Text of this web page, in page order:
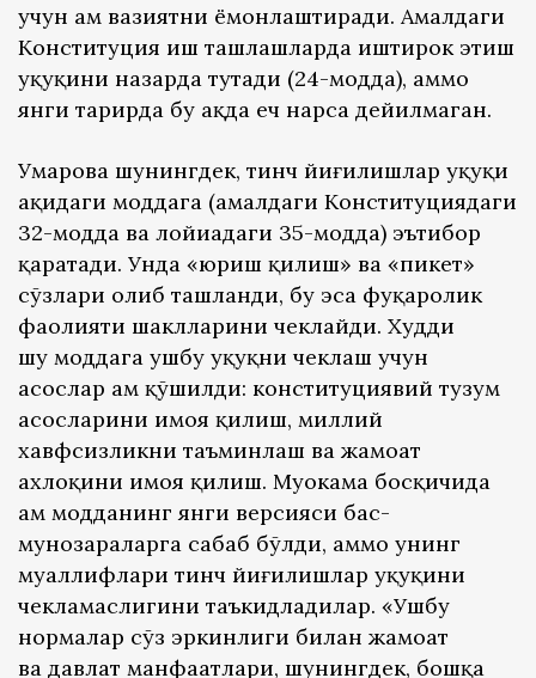
учун ҳам вазиятни ёмонлаштиради. Амалдаги
Конституция иш ташлашларда иштирок этиш
ҳуқуқини назарда тутади (24-модда), аммо
янги таҳрирда бу ҳақда ҳеч нарса дейилмаган.
Умарова шунингдек, тинч йиғилишлар ҳуқуқи
ҳақидаги моддага (амалдаги Конституциядаги
32-модда ва лойиҳадаги 35-модда) эътибор
қаратади. Унда «юриш қилиш» ва «пикет»
сўзлари олиб ташланди, бу эса фуқаролик
фаолияти шаклларини чеклайди. Худди
шу моддага ушбу ҳуқуқни чеклаш учун
асослар ҳам қўшилди: конституциявий тузум
асосларини ҳимоя қилиш, миллий
хавфсизликни таъминлаш ва жамоат
ахлоқини ҳимоя қилиш. Муҳокама босқичида
ҳам модданинг янги версияси баҳс-
мунозараларга сабаб бўлди, аммо унинг
муаллифлари тинч йиғилишлар ҳуқуқини
чекламаслигини таъкидладилар. «Ушбу
нормалар сўз эркинлиги билан жамоат
ва давлат манфаатлари, шунингдек, бошқа